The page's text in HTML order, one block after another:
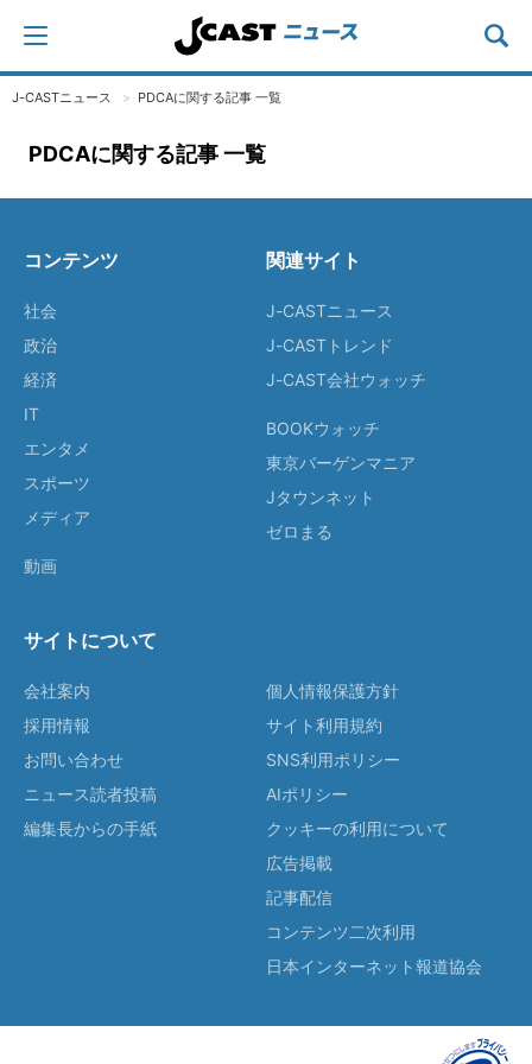
J-CASTニュース PDCAに関する記事 一覧
PDCAに関する記事 一覧
コンテンツ
社会
政治
経済
IT
エンタメ
スポーツ
メディア
動画
関連サイト
J-CASTニュース
J-CASTトレンド
J-CAST会社ウォッチ
BOOKウォッチ
東京バーゲンマニア
Jタウンネット
ゼロまる
サイトについて
会社案内
採用情報
お問い合わせ
ニュース読者投稿
編集長からの手紙
個人情報保護方針
サイト利用規約
SNS利用ポリシー
AIポリシー
クッキーの利用について
広告掲載
記事配信
コンテンツ二次利用
日本インターネット報道協会